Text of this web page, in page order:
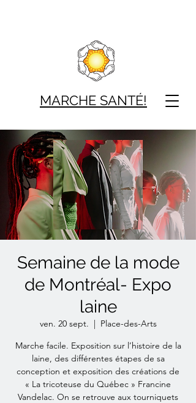
MARCHE SANTÉ!
Semaine de la mode
de Montréal- Expo
laine
ven. 20 sept.
  |
Place-des-Arts
Marche facile. Exposition sur l’histoire de la
laine, des différentes étapes de sa
conception et exposition des créations de
« La tricoteuse du Québec » Francine
Vandelac. On se retrouve aux tourniquets